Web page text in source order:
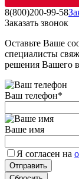
8(800)200-99-58
Заказать звонок
Оставьте Ваше
специалисты
решения Вашего
Ваш телефон*
Ваше имя
Я согласен на